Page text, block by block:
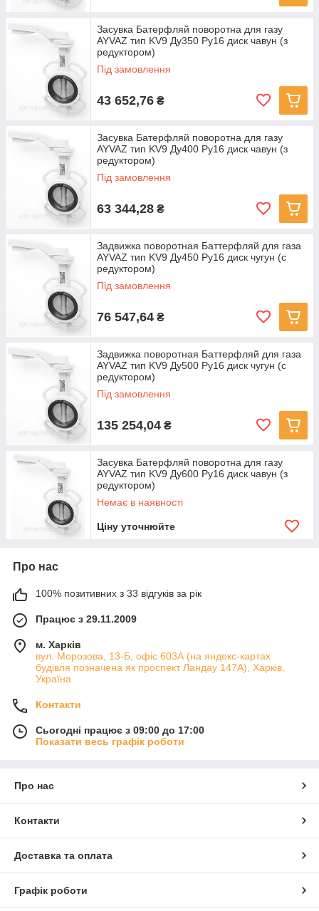
Засувка Батерфляй поворотна для газу
AYVAZ тип KV9 Ду350 Ру16 диск чавун (з
редуктором)
Під замовлення
43 652,76 ₴
Засувка Батерфляй поворотна для газу
AYVAZ тип KV9 Ду400 Ру16 диск чавун (з
редуктором)
Під замовлення
63 344,28 ₴
Задвижка поворотная Баттерфляй для газа
AYVAZ тип KV9 Ду450 Ру16 диск чугун (с
редуктором)
Під замовлення
76 547,64 ₴
Задвижка поворотная Баттерфляй для газа
AYVAZ тип KV9 Ду500 Ру16 диск чугун (с
редуктором)
Під замовлення
135 254,04 ₴
Засувка Батерфляй поворотна для газу
AYVAZ тип KV9 Ду600 Ру16 диск чавун (з
редуктором)
Немає в наявності
Ціну уточнюйте
Про нас
100% позитивних з 33 відгуків за рік
Працює з 29.11.2009
м. Харків
вул. Морозова, 13-Б, офіс 603А (на яндекс-картах
будівля позначена як проспект Ландау 147А), Харків,
Україна
Контакти
Сьогодні працює з 09:00 до 17:00
Показати весь графік роботи
Про нас
Контакти
Доставка та оплата
Графік роботи